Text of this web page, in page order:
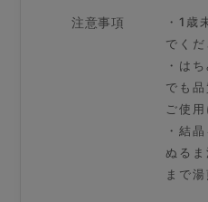
注意事項
・1歳
でくだ
・は
でも
ご使
・結
ぬる
まで